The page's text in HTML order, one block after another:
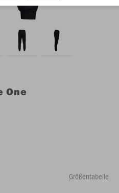
One
Größentabelle